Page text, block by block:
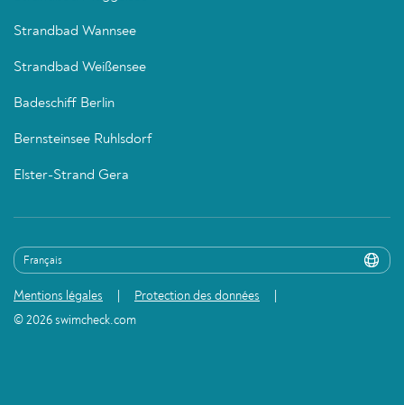
Strandbad Wannsee
Strandbad Weißensee
Badeschiff Berlin
Bernsteinsee Ruhlsdorf
Elster-Strand Gera
Mentions légales
Protection des données
© 2026 swimcheck.com